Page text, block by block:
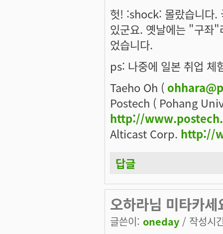
헛! :shock: 몰랐습니다.
있군요. 옛날에는 "구좌"
었습니다.
ps: 나중에 일본 취업
Taeho Oh (
Postech ( Pohang
http://
Alticast Corp. http://
답글
오하라님 미타카
글쓴이: oneday / 작성시